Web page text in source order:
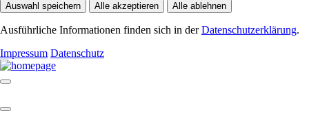
Auswahl speichern Alle akzeptieren Alle ablehnen
Ausführliche Informationen finden sich in derDatenschutzerklärung.
Impressum Datenschutz